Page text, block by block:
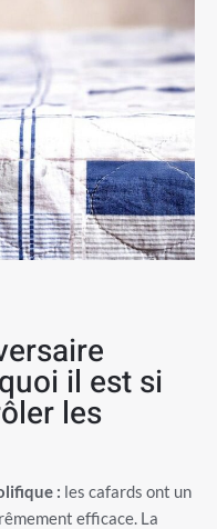
il est si
les
: les cafards ont un
efficace. La